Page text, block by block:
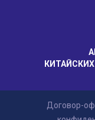
Договор-